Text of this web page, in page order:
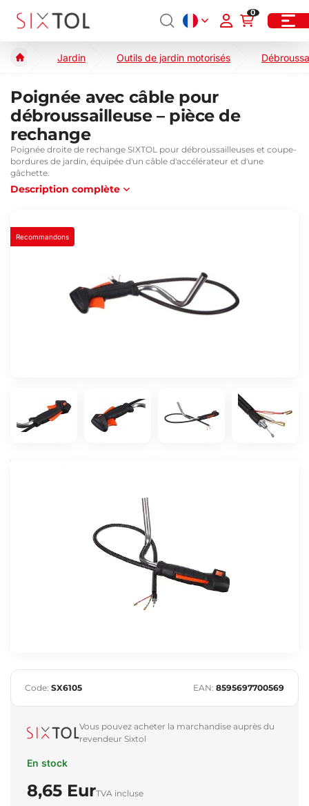
0
Jardin Outils de jardin motorisés
Poignée avec câble pour
débroussailleuse – pièce de
rechange
Poignée droite de rechange SIXTOL pour débroussailleuses et coupe-
bordures de jardin, équipée d'un câble d'accélérateur et d'une
gâchette.
Description complète
Recommandons
Code: SX6105 EAN: 8595697700569
Vous pouvez acheter la marchandise auprès du
revendeur Sixtol
En stock
8,65 EurTVA incluse